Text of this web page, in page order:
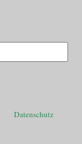
Datenschutz